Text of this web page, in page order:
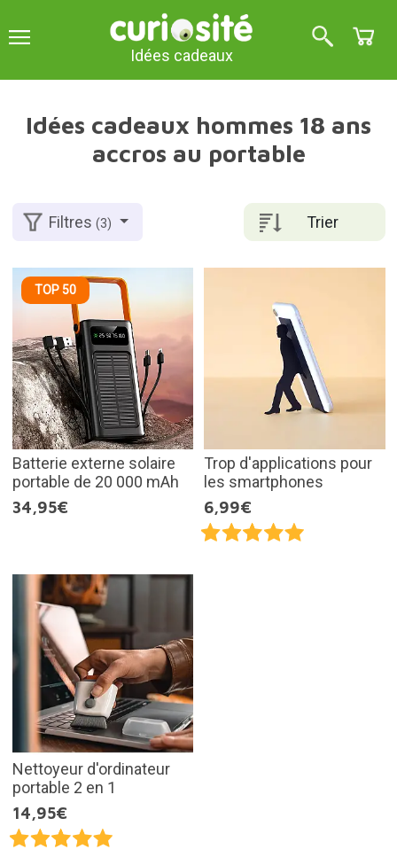
Idées cadeaux
Idées cadeaux hommes 18 ans
accros au portable
Trier
Filtres(3)
TOP 50
Batterie externe solaire
portable de 20 000 mAh
34,95€
Trop d'applications pour
les smartphones
6,99€
Nettoyeur d'ordinateur
portable 2 en 1
14,95€